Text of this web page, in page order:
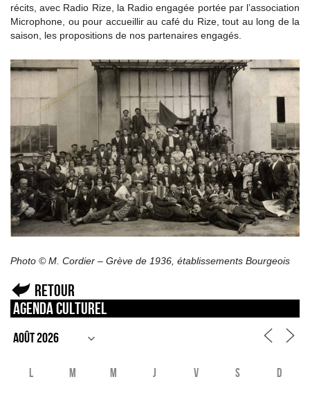
récits, avec Radio Rize, la Radio engagée portée par l’association
Microphone, ou pour accueillir au café du Rize, tout au long de la
saison, les propositions de nos partenaires engagés.
Photo © M. Cordier – Grève de 1936, établissements Bourgeois
Retour
Agenda culturel
L M M J V S D